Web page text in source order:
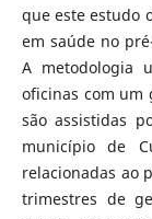
que este estudo
em saúde no
A metodologia
oficinas com um
são assistidas
município de
relacionadas ao
trimestres de